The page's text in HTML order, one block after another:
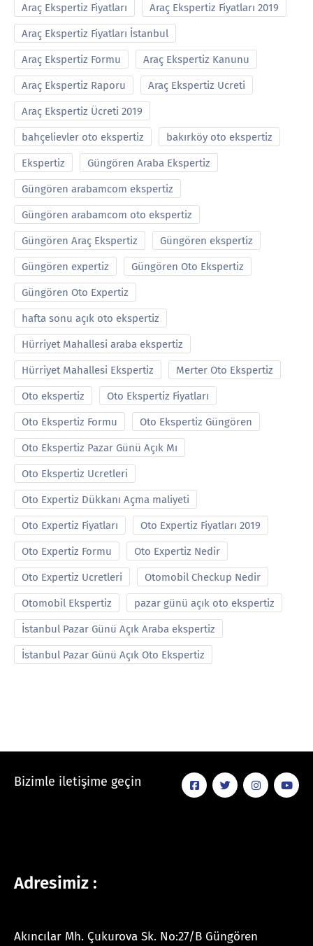
Araç Ekspertiz Fiyatları Araç Ekspertiz Fiyatları 2019
Araç Ekspertiz Fiyatları İstanbul
Araç Ekspertiz Formu Araç Ekspertiz Kanunu
Araç Ekspertiz Raporu Araç Ekspertiz Ucreti
Araç Ekspertiz Ücreti 2019
bahçelievler oto ekspertiz bakırköy oto ekspertiz
Ekspertiz Güngören Araba Ekspertiz
Güngören arabamcom ekspertiz
Güngören arabamcom oto ekspertiz
Güngören Araç Ekspertiz Güngören ekspertiz
Güngören expertiz Güngören Oto Ekspertiz
Güngören Oto Expertiz
hafta sonu açık oto ekspertiz
Hürriyet Mahallesi araba ekspertiz
Hürriyet Mahallesi Ekspertiz Merter Oto Ekspertiz
Oto ekspertiz Oto Ekspertiz Fiyatları
Oto Ekspertiz Formu Oto Ekspertiz Güngören
Oto Ekspertiz Pazar Günü Açık Mı
Oto Ekspertiz Ucretleri
Oto Expertiz Dükkanı Açma maliyeti
Oto Expertiz Fiyatları Oto Expertiz Fiyatları 2019
Oto Expertiz Formu Oto Expertiz Nedir
Oto Expertiz Ucretleri Otomobil Checkup Nedir
Otomobil Ekspertiz pazar günü açık oto ekspertiz
İstanbul Pazar Günü Açık Araba ekspertiz
İstanbul Pazar Günü Açık Oto Ekspertiz
Bizimle iletişime geçin
Adresimiz :
Akıncılar Mh. Çukurova Sk. No:27/B Güngören